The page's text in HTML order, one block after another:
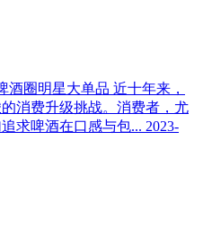
酒圈明星大单品 近十年来，
消费升级挑战。消费者，尤
求啤酒在口感与包... 2023-